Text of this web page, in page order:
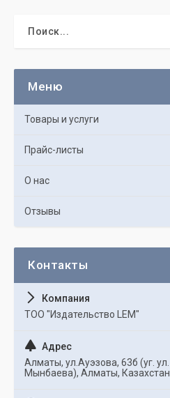
Товары и услуги
Прайс-листы
О нас
Отзывы
ТОО "Издательство LEM"
Алматы, ул.Ауэзова, 63б (уг. ул.
Мынбаева), Алматы, Казахстан